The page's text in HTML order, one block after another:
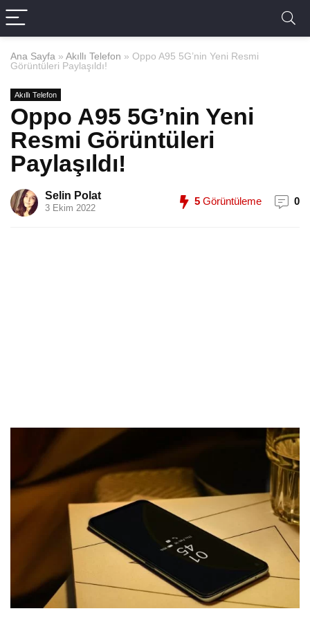
Ana Sayfa » Akıllı Telefon » Oppo A95 5G’nin Yeni Resmi
Görüntüleri Paylaşıldı!
Akıllı Telefon
Oppo A95 5G’nin Yeni
Resmi Görüntüleri
Paylaşıldı!
Selin Polat
3 Ekim 2022
5 Görüntüleme 0